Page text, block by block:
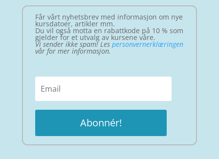
Får vårt nyhetsbrev med informasjon om nye
kursdatoer, artikler mm.
Du vil også motta en rabattkode på 10 % som
gjelder for et utvalg av kursene våre.
Vi sender ikke spam! Les personvernerklæringen
vår for mer informasjon.
Abonnér!